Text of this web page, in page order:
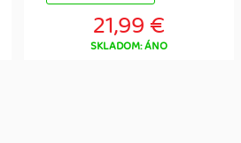
21,99 €
SKLADOM: ÁNO